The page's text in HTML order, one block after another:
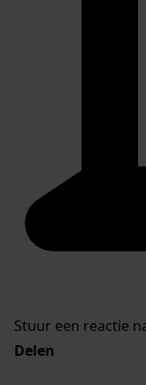
Stuur een reactie
Delen